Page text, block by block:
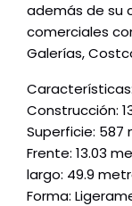
además de su
comerciales
Galerías,
Características:
Construcción:
Superficie: 587
Frente: 13.03
largo: 49.9
Forma: